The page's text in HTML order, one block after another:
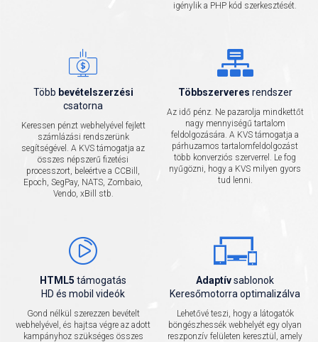
igénylik a PHP kód szerkesztését.
Több bevételszerzési
csatorna
Keressen pénzt webhelyével fejlett
számlázási rendszerünk
segítségével. A KVS támogatja az
összes népszerű fizetési
processzort, beleértve a CCBill,
Epoch, SegPay, NATS, Zombaio,
Vendo, xBill stb.
Többszerveres rendszer
Az idő pénz. Ne pazarolja mindkettőt
nagy mennyiségű tartalom
feldolgozására. A KVS támogatja a
párhuzamos tartalomfeldolgozást
több konverziós szerverrel. Le fog
nyűgözni, hogy a KVS milyen gyors
tud lenni.
HTML5 támogatás
HD és mobil videók
Gond nélkül szerezzen bevételt
webhelyével, és hajtsa végre az adott
kampányhoz szükséges összes
Adaptívsablonok
Keresőmotorra optimalizálva
Lehetővé teszi, hogy a látogatók
böngészhessék webhelyét egy olyan
reszponzív felületen keresztül, amely